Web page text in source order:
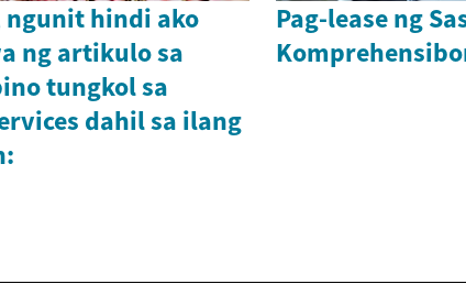
ngunit hindi ako
ng artikulo sa
tungkol sa
dahil sa ilang
Pag-lease ng